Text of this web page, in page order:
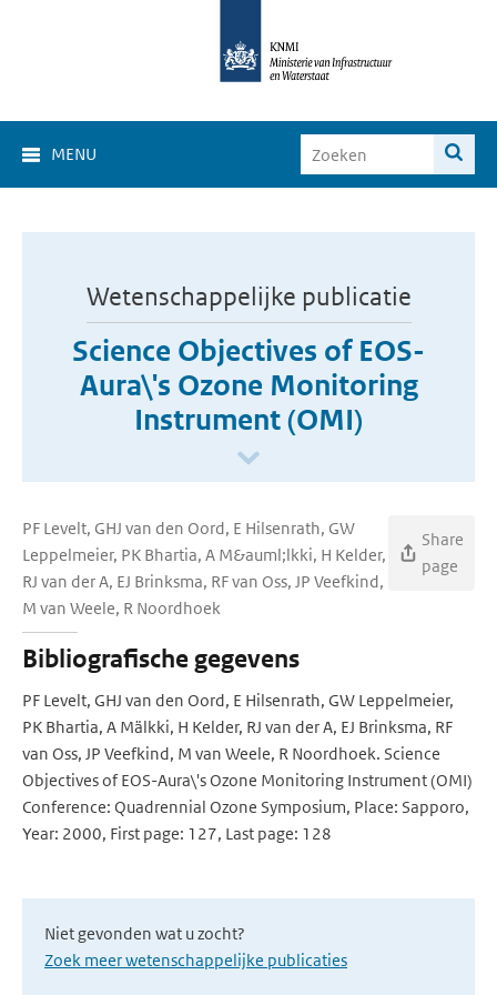
MENU
Wetenschappelijke publicatie
Science Objectives of EOS-
Aura\'s Ozone Monitoring
Instrument (OMI)
PF Levelt, GHJ van den Oord, E Hilsenrath, GW
Leppelmeier, PK Bhartia, A M&auml;lkki, H Kelder,
RJ van der A, EJ Brinksma, RF van Oss, JP Veefkind,
M van Weele, R Noordhoek
Share
page
Bibliografische gegevens
PF Levelt, GHJ van den Oord, E Hilsenrath, GW Leppelmeier,
PK Bhartia, A Mälkki, H Kelder, RJ van der A, EJ Brinksma, RF
van Oss, JP Veefkind, M van Weele, R Noordhoek. Science
Objectives of EOS-Aura\'s Ozone Monitoring Instrument (OMI)
Conference: Quadrennial Ozone Symposium, Place: Sapporo,
Year: 2000, First page: 127, Last page: 128
Niet gevonden wat u zocht?
Zoek meer wetenschappelijke publicaties